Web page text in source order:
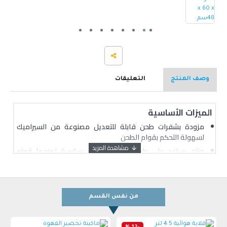
وصف المنتج التعليقات
الميزات الأساسية
مزودة بشفرات طحن قابلة للتعديل مصنوعة من السيراميك
لسهولة التحكم بقوام الطحن
منتج يساعد على طحن حبوب القهوة بسلاسة لمنحها قوام
مصممة بمقبض يدوي يجعلها سهلة التشغيل
مصنوعة من مادة عالية الجودة لفترة استعمال تدوم طويلاً
من نفس القسم